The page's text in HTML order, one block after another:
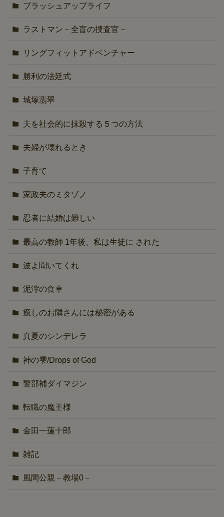
ブラッシュアップライフ
ラストマン－全盲の捜査官－
リングフィットアドベンチャー
勝利の法廷式
城塚翡翠
夫を社会的に抹殺する５つの方法
夫婦が壊れるとき
子育て
家政夫のミタゾノ
忍者に結婚は難しい
最高の教師 1年後、私は生徒に された
波よ聞いてくれ
泥濘の食卓
癒しのお隣さんには秘密がある
真夏のシンデレラ
神の雫/Drops of God
警部補ダイマジン
転職の魔王様
金田一蓮十郎
雑記
風間公親－教場0－